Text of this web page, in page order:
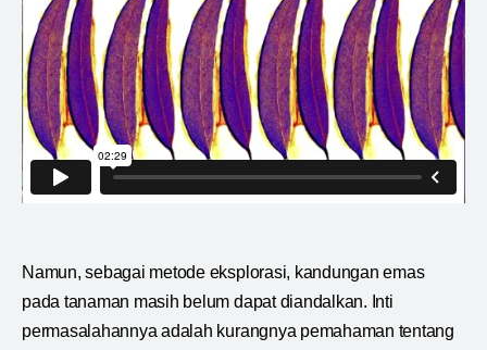
Namun, sebagai metode eksplorasi, kandungan emas
pada tanaman masih belum dapat diandalkan. Inti
permasalahannya adalah kurangnya pemahaman tentang